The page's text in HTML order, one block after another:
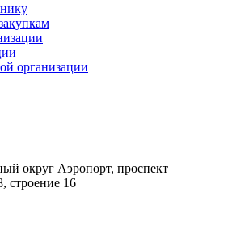
организации
округ Аэропорт, проспект
строение 16